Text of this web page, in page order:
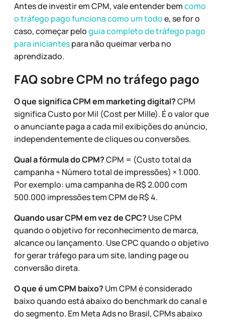
Antes de investir em CPM, vale entender bemcomo
o tráfego pago funciona como um todoe, se for o
caso, começar peloguia completo de tráfego pago
para iniciantespara não queimar verba no
aprendizado.
FAQ sobre CPM no tráfego pago
O que significa CPM em marketing digital?CPM
significa Custo por Mil (Cost per Mille). É o valor que
o anunciante paga a cada mil exibições do anúncio,
independentemente de cliques ou conversões.
Qual a fórmula do CPM?CPM = (Custo total da
campanha ÷ Número total de impressões) × 1.000.
Por exemplo: uma campanha de R$ 2.000 com
500.000 impressões tem CPM de R$ 4.
Quando usar CPM em vez de CPC? Use CPM
quando o objetivo for reconhecimento de marca,
alcance ou lançamento. Use CPC quando o objetivo
for gerar tráfego para um site, landing page ou
conversão direta.
O que é um CPM baixo? Um CPM é considerado
baixo quando está abaixo do benchmark do canal e
do segmento. Em Meta Ads no Brasil, CPMs abaixo